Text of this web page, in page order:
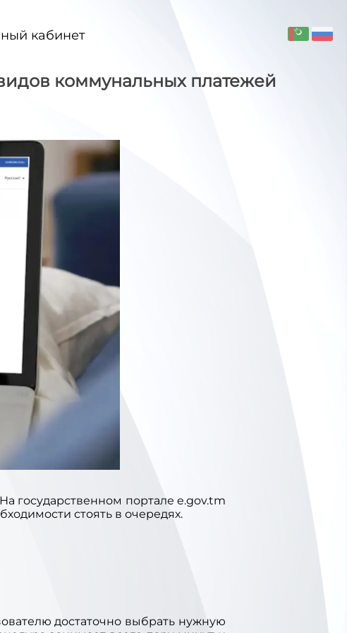
кабинет
коммунальных платежей
государственном портале e.gov.tm
стоять в очередях.
достаточно выбрать нужную